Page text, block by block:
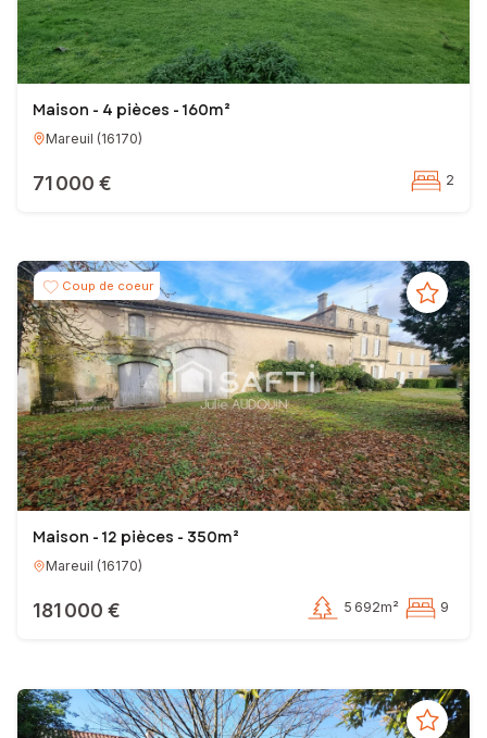
Maison - 4 pièces - 160m²
Mareuil (16170)
71 000 € 2
Coup de coeur
Maison - 12 pièces - 350m²
Mareuil (16170)
181 000 € 5 692m² 9